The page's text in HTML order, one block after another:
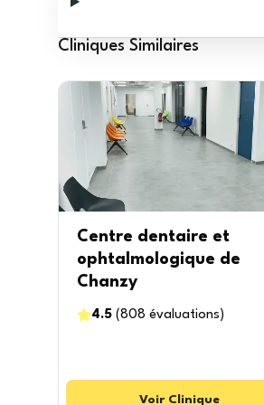
Cliniques Similaires
Centre dentaire et
ophtalmologique de
Chanzy
4.5 (808 évaluations )
Voir Clinique